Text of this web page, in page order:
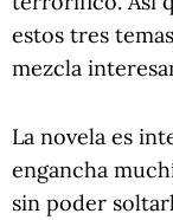
estos tres
mezcla
La novela es
engancha
sin poder